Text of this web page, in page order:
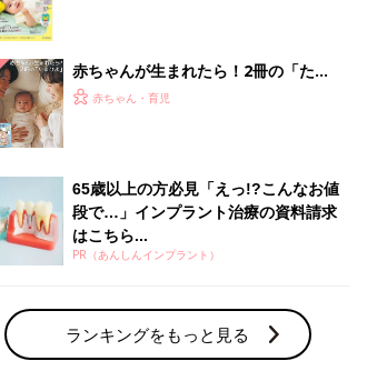
ゃん・育児の人気テーマ
日記・マンガ